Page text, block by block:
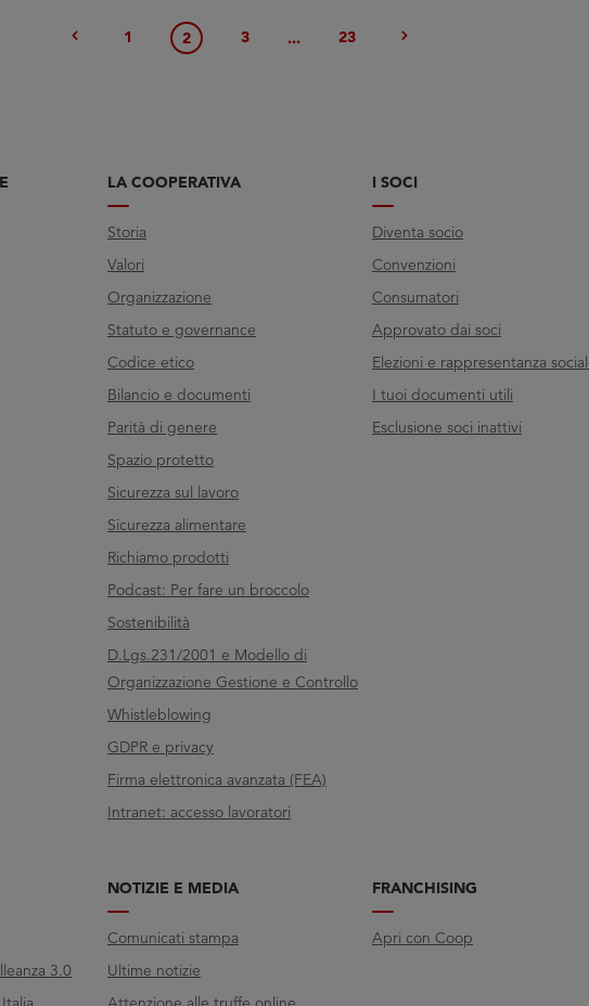
chevron_left 1 2 3 ... 23 chevron_right
LA COOPERATIVA
Storia
Valori
Organizzazione
Statuto e governance
Codice etico
Bilancio e documenti
Parità di genere
Spazio protetto
Sicurezza sul lavoro
Sicurezza alimentare
Richiamo prodotti
Podcast: Per fare un broccolo
Sostenibilità
D.Lgs.231/2001 e Modello di
Organizzazione Gestione e Controllo
Whistleblowing
GDPR e privacy
Firma elettronica avanzata (FEA)
Intranet: accesso lavoratori
I SOCI
Diventa socio
Convenzioni
Consumatori
Approvato dai soci
Elezioni e rappresentanza
I tuoi documenti utili
Esclusione soci inattivi
3.0
NOTIZIE E MEDIA
Comunicati stampa
Ultime notizie
FRANCHISING
Apri con Coop